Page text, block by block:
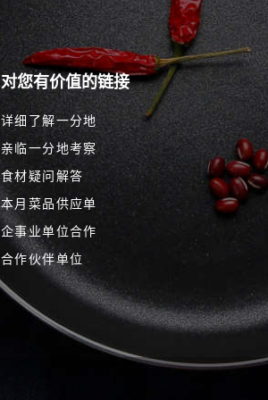
对您有价值的链接
详细了解一分地
亲临一分地考察
食材疑问解答
本月菜品供应单
企事业单位合作
合作伙伴单位